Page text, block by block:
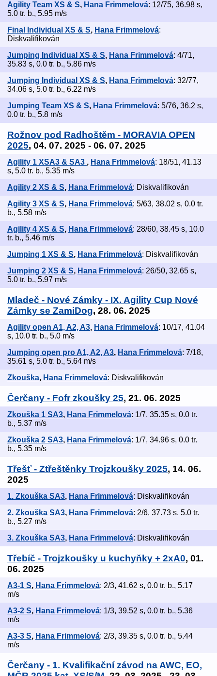
Agility Team XS & S, Hana Frimmelová: 12/75, 36.98 s,
5.0 tr. b., 5.95 m/s
Final Individual XS & S, Hana Frimmelová:
Diskvalifikován
Jumping Individual XS & S, Hana Frimmelová: 4/71,
35.83 s, 0.0 tr. b., 5.86 m/s
Jumping Individual XS & S, Hana Frimmelová: 32/77,
34.06 s, 5.0 tr. b., 6.22 m/s
Jumping Team XS & S, Hana Frimmelová: 5/76, 36.2 s,
0.0 tr. b., 5.8 m/s
Rožnov pod Radhoštěm - MORAVIA OPEN
2025, 04. 07. 2025 - 06. 07. 2025
Agility 1 XSA3 & SA3 , Hana Frimmelová: 18/51, 41.13
s, 5.0 tr. b., 5.35 m/s
Agility 2 XS & S, Hana Frimmelová: Diskvalifikován
Agility 3 XS & S, Hana Frimmelová: 5/63, 38.02 s, 0.0 tr.
b., 5.58 m/s
Agility 4 XS & S, Hana Frimmelová: 28/60, 38.45 s, 10.0
tr. b., 5.46 m/s
Jumping 1 XS & S, Hana Frimmelová: Diskvalifikován
Jumping 2 XS & S, Hana Frimmelová: 26/50, 32.65 s,
5.0 tr. b., 5.97 m/s
Mladeč - Nové Zámky - IX. Agility Cup Nové
Zámky se ZamiDog, 28. 06. 2025
Agility open A1, A2, A3, Hana Frimmelová: 10/17, 41.04
s, 10.0 tr. b., 5.0 m/s
Jumping open pro A1, A2, A3, Hana Frimmelová: 7/18,
35.61 s, 5.0 tr. b., 5.64 m/s
Zkouška, Hana Frimmelová: Diskvalifikován
Čerčany - Fofr zkoušky 25, 21. 06. 2025
Zkouška 1 SA3, Hana Frimmelová: 1/7, 35.35 s, 0.0 tr.
b., 5.37 m/s
Zkouška 2 SA3, Hana Frimmelová: 1/7, 34.96 s, 0.0 tr.
b., 5.35 m/s
Třešť - Ztřeštěnky Trojzkoušky 2025, 14. 06.
2025
1. Zkouška SA3, Hana Frimmelová: Diskvalifikován
2. Zkouška SA3, Hana Frimmelová: 2/6, 37.73 s, 5.0 tr.
b., 5.27 m/s
3. Zkouška SA3, Hana Frimmelová: Diskvalifikován
Třebíč - Trojzkoušky u kuchyňky + 2xA0, 01.
06. 2025
A3-1 S, Hana Frimmelová: 2/3, 41.62 s, 0.0 tr. b., 5.17
m/s
A3-2 S, Hana Frimmelová: 1/3, 39.52 s, 0.0 tr. b., 5.36
m/s
A3-3 S, Hana Frimmelová: 2/3, 39.35 s, 0.0 tr. b., 5.44
m/s
Čerčany - 1. Kvalifikační závod na AWC, EO,